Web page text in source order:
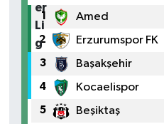
1 Amed
2 Erzurumspor FK
3 Başakşehir
4 Kocaelispor
5 Beşiktaş